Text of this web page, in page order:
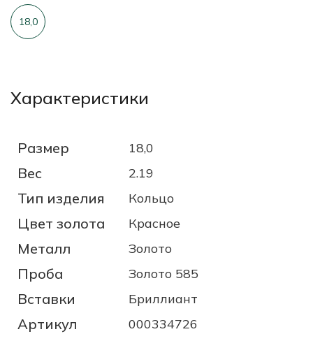
18,0
Характеристики
Размер 18,0
Вес 2.19
Тип изделия Кольцо
Цвет золота Красное
Металл Золото
Проба Золото 585
Вставки Бриллиант
Артикул 000334726